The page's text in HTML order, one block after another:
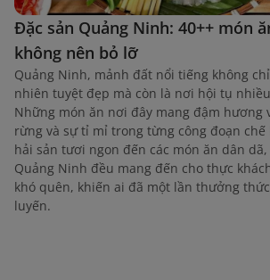
Đặc sản Quảng Ninh: 40++ món
không nên bỏ lỡ
Quảng Ninh, mảnh đất nổi tiếng không
nhiên tuyệt đẹp mà còn là nơi hội tụ
Những món ăn nơi đây mang đậm hương
rừng và sự tỉ mỉ trong từng công đoạn chế
hải sản tươi ngon đến các món ăn dân
Quảng Ninh đều mang đến cho thực
khó quên, khiến ai đã một lần thưởng
luyến.